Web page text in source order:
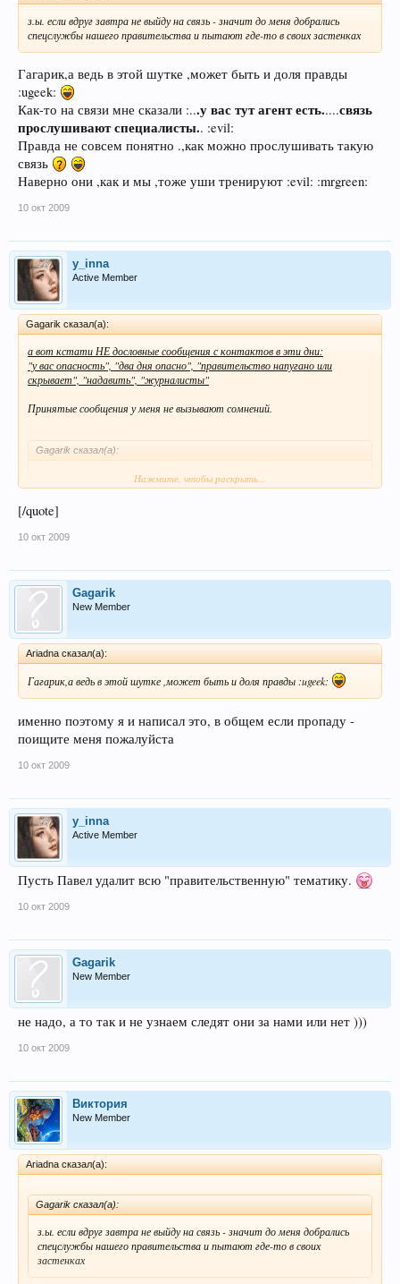
з.ы. если вдруг завтра не выйду на связь - значит до меня добрались
спецслужбы нашего правительства и пытают где-то в своих застенках
Гагарик,а ведь в этой шутке ,может быть и доля правды
:ugeek:
Как-то на связи мне сказали :...у вас тут агент есть.....связь
прослушивают специалисты.. :evil:
Правда не совсем понятно .,как можно прослушивать такую
связь
Наверно они ,как и мы ,тоже уши тренируют :evil: :mrgreen:
10 окт 2009
y_inna
Active Member
Gagarik сказал(а):
а вот кстати НЕ дословные сообщения с контактов в эти дни:
"у вас опасность", "два дня опасно", "правительство напугано или
скрывает", "надавить", "журналисты"
Принятые сообщения у меня не вызывают сомнений.
Gagarik сказал(а):
а не испытания ли это нового оружия массового поражения или еще
чего?
правительство явно что-то скрывает от народа, отмазки что это
льдинки - звучат настолько глупо, насколько глупо наше
Одновременно и в Москве и в Киеве
Разумеется, такое не объявляется никогда.
Нажмите, чтобы раскрыть...
[/quote]
10 окт 2009
Gagarik
New Member
Ariadna сказал(а):
Гагарик,а ведь в этой шутке ,может быть и доля правды :ugeek:
именно поэтому я и написал это, в общем если пропаду -
поищите меня пожалуйста
10 окт 2009
y_inna
Active Member
Пусть Павел удалит всю "правительственную" тематику.
10 окт 2009
Gagarik
New Member
не надо, а то так и не узнаем следят они за нами или нет )))
10 окт 2009
Виктория
New Member
Ariadna сказал(а):
Gagarik сказал(а):
з.ы. если вдруг завтра не выйду на связь - значит до меня добрались
спецслужбы нашего правительства и пытают где-то в своих
застенках